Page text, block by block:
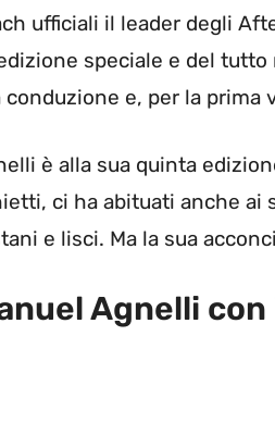
ufficiali il leader degli
speciale e del
conduzione e, per la
è alla sua quinta
ci ha abituati anche ai
e lisci. Ma la sua
Agnelli